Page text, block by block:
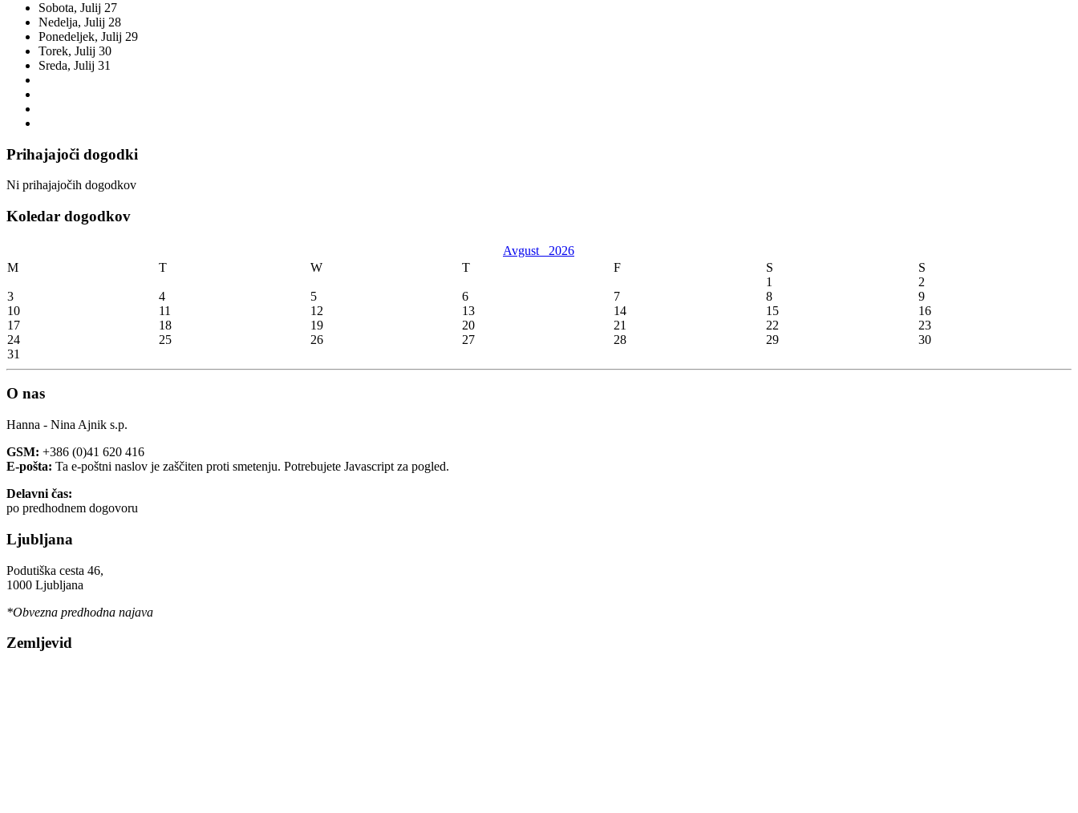
Sobota, Julij 27
Nedelja, Julij 28
Ponedeljek, Julij 29
Torek, Julij 30
Sreda, Julij 31
Prihajajoči dogodki
Ni prihajajočih dogodkov
Koledar dogodkov
Avgust 2026
M
T W T F S
S
1
2
3
4 5 6 7 8
9
10
11 12 13 14 15
16
17
18 19 20 21 22
23
24
25 26 27 28 29
30
31
O nas
Hanna - Nina Ajnik s.p.
GSM: +386 (0)41 620 416
E-pošta: Ta e-poštni naslov je zaščiten proti smetenju. Potrebujete Javascript za pogled.
Delavni čas:
po predhodnem dogovoru
Ljubljana
Podutiška cesta 46,
1000 Ljubljana
*Obvezna predhodna najava
Zemljevid